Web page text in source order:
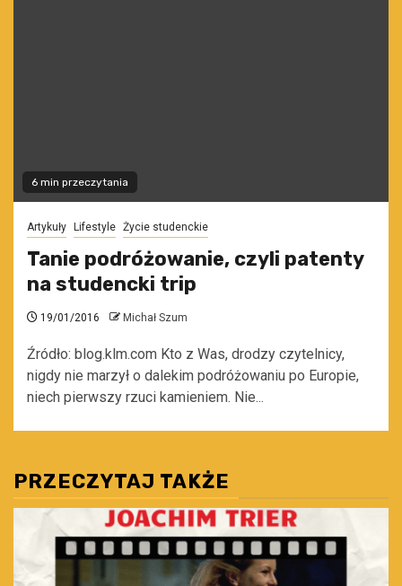
6 min przeczytania
Artykuły Lifestyle Życie studenckie
Tanie podróżowanie, czyli patenty
na studencki trip
19/01/2016 Michał Szum
Źródło: blog.klm.com Kto z Was, drodzy czytelnicy,
nigdy nie marzył o dalekim podróżowaniu po Europie,
niech pierwszy rzuci kamieniem. Nie...
PRZECZYTAJ TAKŻE